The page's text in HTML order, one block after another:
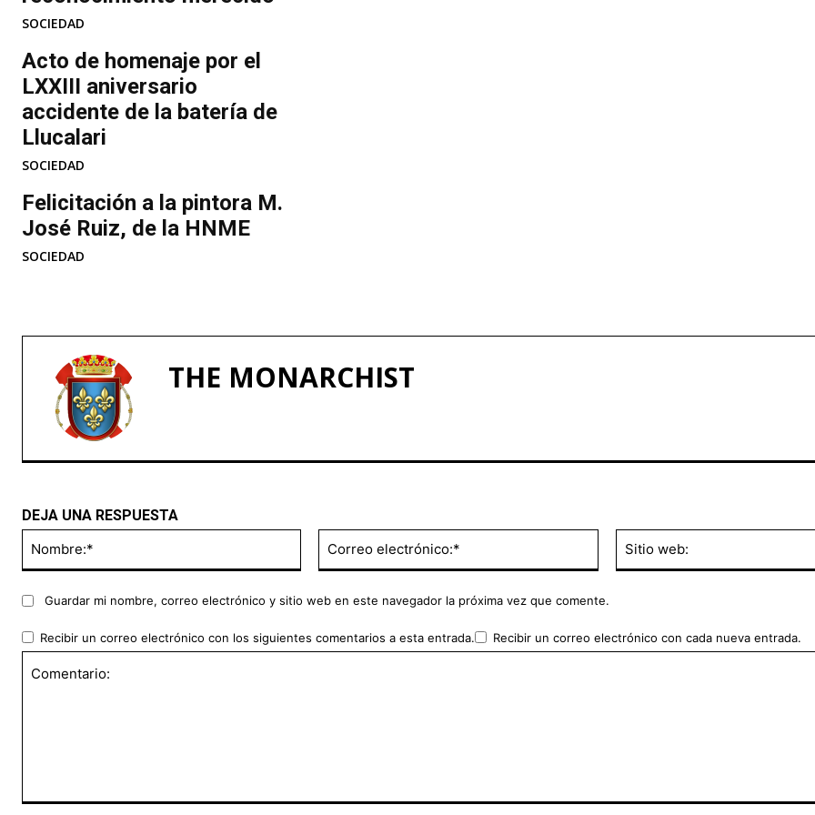
SOCIEDAD
Acto de homenaje por el
LXXIII aniversario
accidente de la batería de
Llucalari
SOCIEDAD
Felicitación a la pintora M.
José Ruiz, de la HNME
SOCIEDAD
THE MONARCHIST
DEJA UNA RESPUESTA
electrónico:*
Guardar mi nombre, correo electrónico y sitio web en este navegador la próxima vez que comente.
Recibir un correo electrónico con los siguientes comentarios a esta entrada. Recibir un correo electrónico con cada nueva entrada.